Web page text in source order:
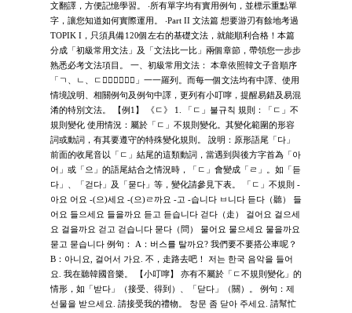
文翻譯，方便記憶學習。 ‧所有單字均有實用例句，並標示重點單
字，讓您知道如何實際運用。 ‧Part II 文法篇 想要游刃有餘地考過
TOPIK I，只須具備120個左右的基礎文法，就能順利合格！本篇
分成「初級常用文法」及「文法比一比」兩個章節，帶領您一步步
熟悉必考文法項目。 一、初級常用文法： 本章依照韓文子音順序
「ㄱ、ㄴ、ㄷ」一一羅列。而每一個文法均有中譯、使用
情境說明、相關例句及例句中譯，更列有小叮嚀，提醒易錯及易混
淆的特別文法。 【例1】 《ㄷ》 1. 「ㄷ」불규칙 規則：「ㄷ」不
規則變化 使用情況：屬於「ㄷ」不規則變化。其變化範圍的形容
詞或動詞，有其要遵守的特殊變化規則。 說明：原形語尾「다」
前面的收尾音以「ㄷ」結尾的這類動詞，當遇到與後方字首為「아
어」或「으」的語尾結合之情況時，「ㄷ」會變成「ㄹ」。如「듣
다」、「걷다」及「묻다」等，變化請參見下表。 「ㄷ」不規則 -
아요 어요 -(으)세요 -(으)ㄹ까요 -고 -습니다 ㅂ니다 듣다（聽） 들
어요 들으세요 들을까요 듣고 듣습니다 걷다（走） 걸어요 걸으세
요 걸을까요 걷고 걷습니다 묻다（問） 물어요 물으세요 물을까요
묻고 묻습니다 例句： A：버스를 탈까요? 我們要不要搭公車呢？
B：아니요, 걸어서 가요. 不，走路去吧！ 저는 한국 음악을 들어
요. 我在聽韓國音樂。 【小叮嚀】 亦有不屬於「ㄷ不規則變化」的
情形，如「받다」（接受、得到）、「닫다」（關）。 例句：제
선물을 받으세요. 請接受我的禮物。 창문 좀 닫아 주세요. 請幫忙